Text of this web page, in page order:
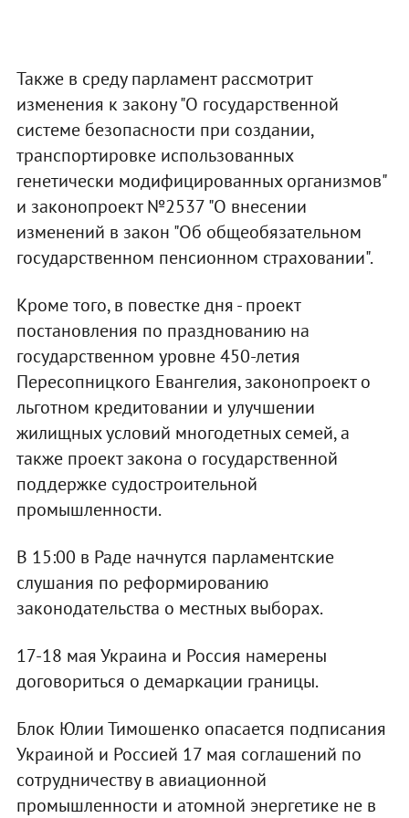
Также в среду парламент рассмотрит
изменения к закону "О государственной
системе безопасности при создании,
транспортировке использованных
генетически модифицированных организмов"
и законопроект №2537 "О внесении
изменений в закон "Об общеобязательном
государственном пенсионном страховании".
Кроме того, в повестке дня - проект
постановления по празднованию на
государственном уровне 450-летия
Пересопницкого Евангелия, законопроект о
льготном кредитовании и улучшении
жилищных условий многодетных семей, а
также проект закона о государственной
поддержке судостроительной
промышленности.
В 15:00 в Раде начнутся парламентские
слушания по реформированию
законодательства о местных выборах.
17-18 мая Украина и Россия намерены
договориться о демаркации границы.
Блок Юлии Тимошенко опасается подписания
Украиной и Россией 17 мая соглашений по
сотрудничеству в авиационной
промышленности и атомной энергетике не в